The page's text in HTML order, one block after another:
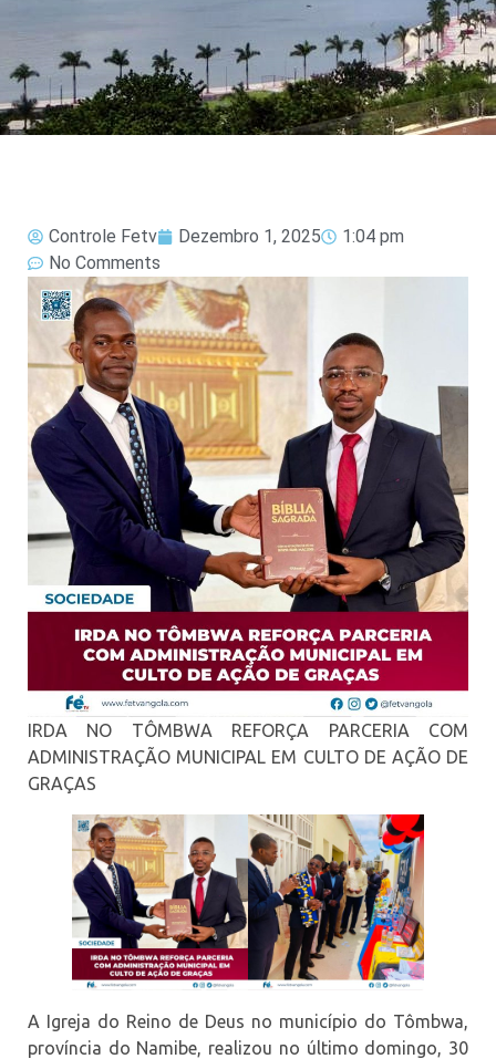
Controle Fetv Dezembro 1, 2025
1:04 pm
No Comments
IRDA NO TÔMBWA REFORÇA PARCERIA COM
ADMINISTRAÇÃO MUNICIPAL EM CULTO DE AÇÃO DE
GRAÇAS
A Igreja do Reino de Deus no município do Tômbwa,
província do Namibe, realizou no último domingo, 30